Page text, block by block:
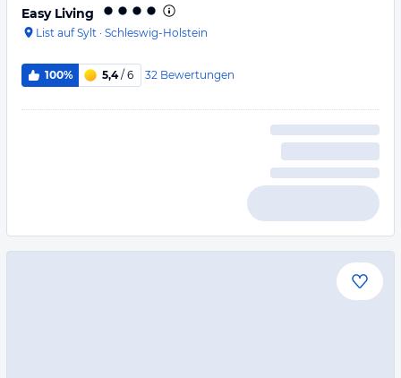
Easy Living
List auf Sylt · Schleswig-Holstein
100% 5,4/ 6 32 Bewertungen